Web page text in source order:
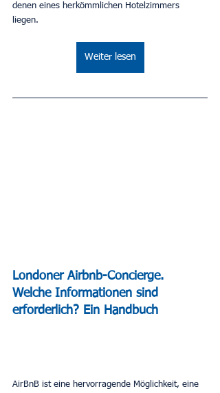
denen eines herkömmlichen Hotelzimmers
liegen.
Weiter lesen
Londoner Airbnb-Concierge.
Welche Informationen sind
erforderlich? Ein Handbuch
AirBnB ist eine hervorragende Möglichkeit, eine